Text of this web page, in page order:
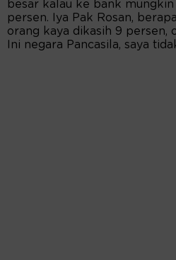
besar kalau ke bank
persen. Iya Pak Rosan,
orang kaya dikasih 9 persen,
Ini negara Pancasila, saya